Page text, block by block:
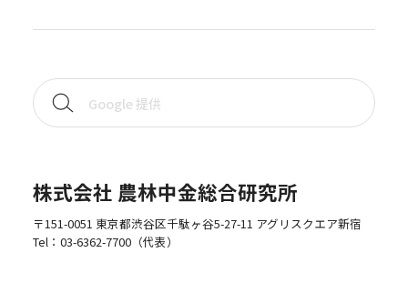
株式会社 農林中金総合研究所
〒151-0051 東京都渋谷区千駄ヶ谷5-27-11 アグリスクエア新宿
Tel： 03-6362-7700（代表）